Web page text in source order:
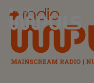
Radio Impuls